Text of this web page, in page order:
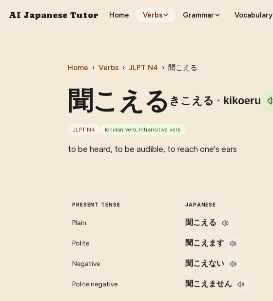
AI Japanese Tutor Home Verbs Grammar Vocabulary
Home › Verbs › JLPT N4 › 聞こえる
聞こえる きこえる · kikoeru
JLPT N4 Ichidan verb, Intransitive verb
to be heard, to be audible, to reach one's ears
PRESENT TENSE JAPANESE
Plain 聞こえる
Polite 聞こえます
Negative 聞こえない
Polite negative 聞こえません